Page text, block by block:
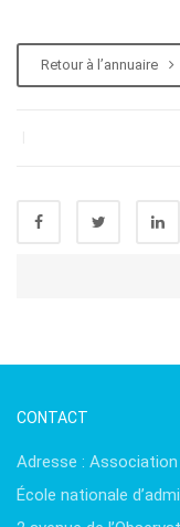
Retour à l’annuaire
CONTACT
Adresse : Association
École nationale